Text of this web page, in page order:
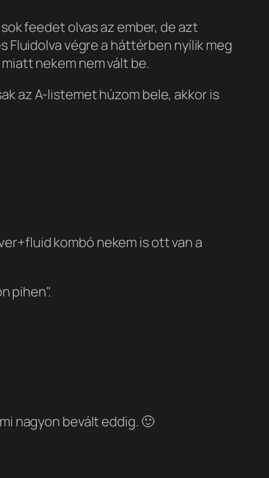
feedet olvas az ember, de azt
végre a háttérben nyílik meg
nekem nem vált be.
az A-listemet húzom bele, akkor is
kombó nekem is ott van a
pihen".
nagyon bevált eddig. 🙂